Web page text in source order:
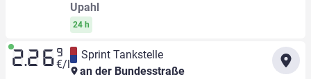
Upahl
24 h
2.26 9
€/l
Sprint Tankstelle
an der Bundesstraße